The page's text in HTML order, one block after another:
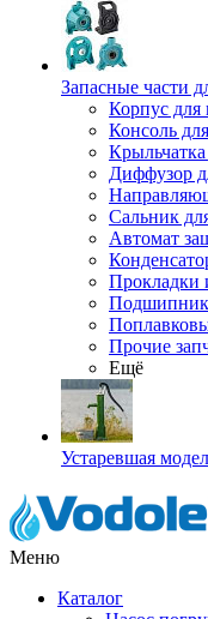
Запасные части
Корпус для
Консоль
Крыльчатка
Диффузор
Сальник
Автомат
Прокладки
Подшипник
Прочие
Ещё
Устаревшая
Меню
Каталог